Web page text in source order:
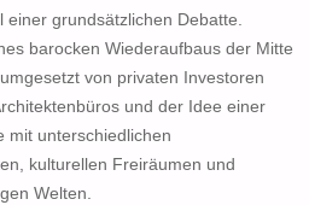
einer grundsätzlichen Debatte.
barocken Wiederaufbaus der Mitte
von privaten Investoren
und der Idee einer
mit unterschiedlichen
kulturellen Freiräumen und
Welten.